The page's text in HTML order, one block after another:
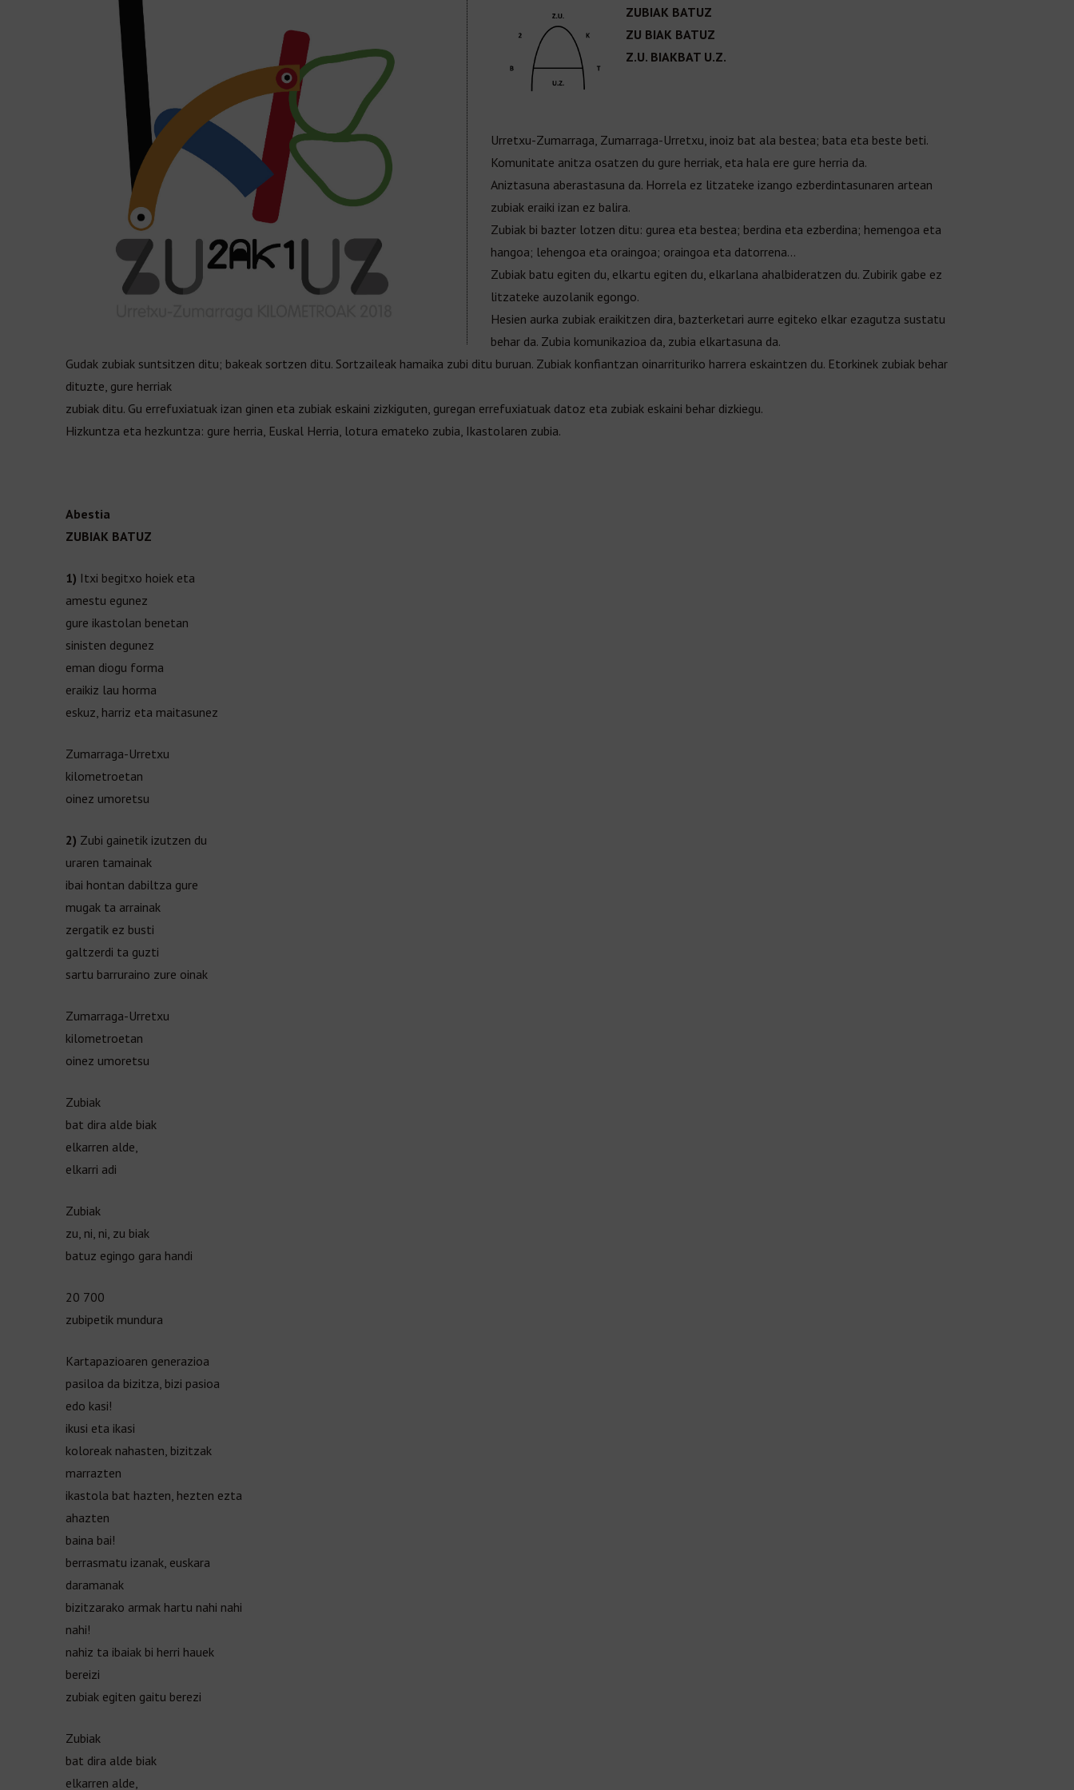
ZUBIAK BATUZ
ZU BIAK BATUZ
Z.U. BIAKBAT U.Z.
Urretxu-Zumarraga, Zumarraga-Urretxu, inoiz bat ala bestea; bata eta beste beti.
Komunitate anitza osatzen du gure herriak, eta hala ere gure herria da.
Aniztasuna aberastasuna da. Horrela ez litzateke izango ezberdintasunaren artean
zubiak eraiki izan ez balira.
Zubiak bi bazter lotzen ditu: gurea eta bestea; berdina eta ezberdina; hemengoa eta
hangoa; lehengoa eta oraingoa; oraingoa eta datorrena…
Zubiak batu egiten du, elkartu egiten du, elkarlana ahalbideratzen du. Zubirik gabe ez
litzateke auzolanik egongo.
Hesien aurka zubiak eraikitzen dira, bazterketari aurre egiteko elkar ezagutza sustatu
behar da. Zubia komunikazioa da, zubia elkartasuna da.
Gudak zubiak suntsitzen ditu; bakeak sortzen ditu. Sortzaileak hamaika zubi ditu buruan. Zubiak konfiantzan oinarrituriko harrera eskaintzen du. Etorkinek zubiak behar
dituzte, gure herriak
zubiak ditu. Gu errefuxiatuak izan ginen eta zubiak eskaini zizkiguten, guregan errefuxiatuak datoz eta zubiak eskaini behar dizkiegu.
Hizkuntza eta hezkuntza: gure herria, Euskal Herria, lotura emateko zubia, Ikastolaren zubia.
Abestia
ZUBIAK BATUZ
1) Itxi begitxo hoiek eta
amestu egunez
gure ikastolan benetan
sinisten degunez
eman diogu forma
eraikiz lau horma
eskuz, harriz eta maitasunez
Zumarraga-Urretxu
kilometroetan
oinez umoretsu
2) Zubi gainetik izutzen du
uraren tamainak
ibai hontan dabiltza gure
mugak ta arrainak
zergatik ez busti
galtzerdi ta guzti
sartu barruraino zure oinak
Zumarraga-Urretxu
kilometroetan
oinez umoretsu
Zubiak
bat dira alde biak
elkarren alde,
elkarri adi
Zubiak
zu, ni, ni, zu biak
batuz egingo gara handi
20 700
zubipetik mundura
Kartapazioaren generazioa
pasiloa da bizitza, bizi pasioa
edo kasi!
ikusi eta ikasi
koloreak nahasten, bizitzak
marrazten
ikastola bat hazten, hezten ezta
ahazten
baina bai!
berrasmatu izanak, euskara
daramanak
bizitzarako armak hartu nahi nahi
nahi!
nahiz ta ibaiak bi herri hauek
bereizi
zubiak egiten gaitu berezi
Zubiak
bat dira alde biak
elkarren alde,